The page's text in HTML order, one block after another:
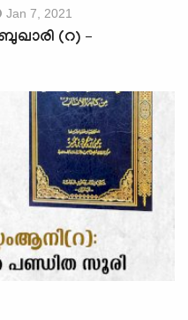
Jan 7, 2021
(റ) –